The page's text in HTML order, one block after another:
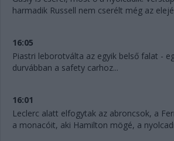
harmadik Russell nem cserélt még az
16:05
Piastri leborotválta az egyik belső falat -
durvábban a safety carhoz...
16:01
Leclerc alatt elfogytak az abroncsok, a
a monacóit, aki Hamilton mögé, a